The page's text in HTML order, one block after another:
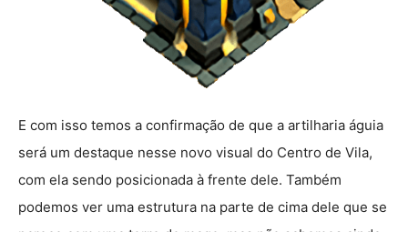
E com isso temos a confirmação de que a artilharia águia
será um destaque nesse novo visual do Centro de Vila,
com ela sendo posicionada à frente dele. Também
podemos ver uma estrutura na parte de cima dele que se